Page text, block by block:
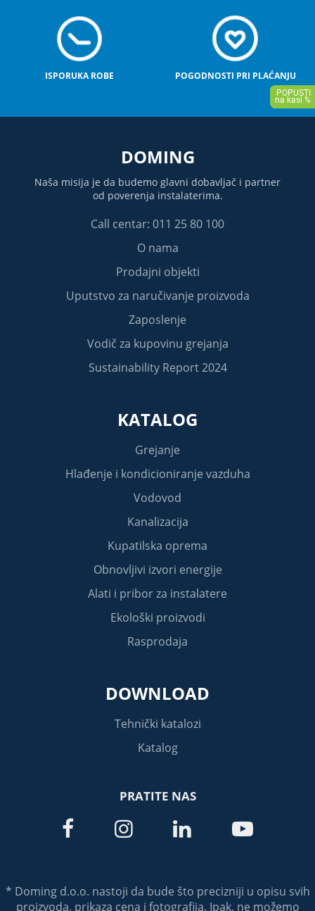
ISPORUKA ROBE POGODNOSTI PRI PLAĆANJU
DOMING
Naša misija je da budemo glavni dobavljač i partner
od poverenja instalaterima.
Call centar: 011 25 80 100
O nama
Prodajni objekti
Uputstvo za naručivanje proizvoda
Zaposlenje
Vodič za kupovinu grejanja
Sustainability Report 2024
KATALOG
Grejanje
Hlađenje i kondicioniranje vazduha
Vodovod
Kanalizacija
Kupatilska oprema
Obnovljivi izvori energije
Alati i pribor za instalatere
Ekološki proizvodi
Rasprodaja
DOWNLOAD
Tehnički katalozi
Katalog
PRATITE NAS
   
* Doming d.o.o. nastoji da bude što precizniji u opisu svih
proizvoda, prikaza cena i fotografija. Ipak, ne možemo